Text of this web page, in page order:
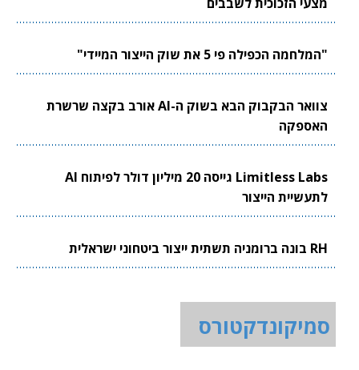
"המלחמה הכפילה פי 5 את שוק הייצור המיידי"
צוואר הבקבוק הבא בשוק ה-AI אורב בקצה שרשרת
האספקה
Limitless Labs גייסה 20 מיליון דולר לפיתוח AI
לתעשיית הייצור
RH בונה ברומניה תשתית ייצור ביטחוני ישראלית
סמיקונדקטורס